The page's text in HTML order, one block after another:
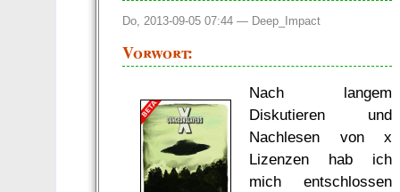
Do, 2013-09-05 07:44 — Deep_Impact
Vorwort:
Nach langem
Diskutieren und
Nachlesen von x
Lizenzen hab ich
mich entschlossen